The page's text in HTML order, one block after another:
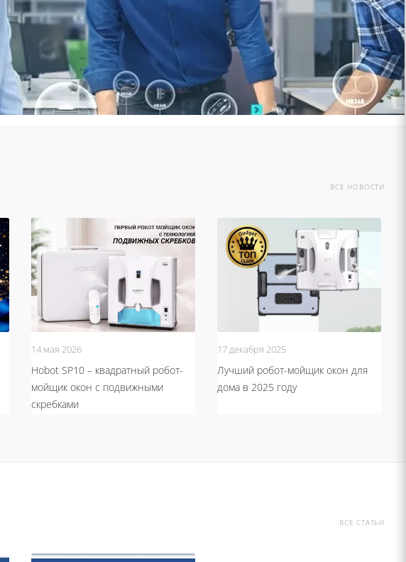
ВСЕ НОВОСТИ
14 мая 2026
Hobot SP10 – квадратный робот-
мойщик окон с подвижными
скребками
17 декабря 2025
Лучший робот-мойщик окон для
дома в 2025 году
ВСЕ СТАТЬИ